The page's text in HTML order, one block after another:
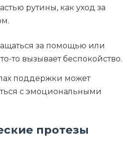
рутины, как уход за
за помощью или
то вызывает беспокойство.
поддержки может
с эмоциональными
протезы